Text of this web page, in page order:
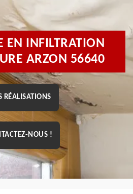
EN INFILTRATION
ARZON 56640
RÉALISATIONS
NOUS !